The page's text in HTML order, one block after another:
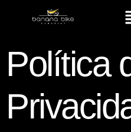
Política